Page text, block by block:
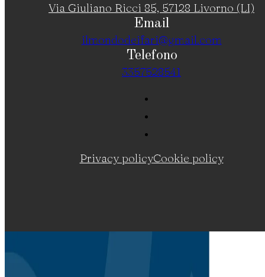
Via Giuliano Ricci 85, 57128 Livorno (LI)
Email
ilmondodeifari@gmail.com
Telefono
3357528541
Privacy policyCookie policy